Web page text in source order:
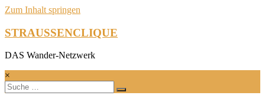
Zum Inhalt springen
STRAUSSENCLIQUE
DAS Wander-Netzwerk
×